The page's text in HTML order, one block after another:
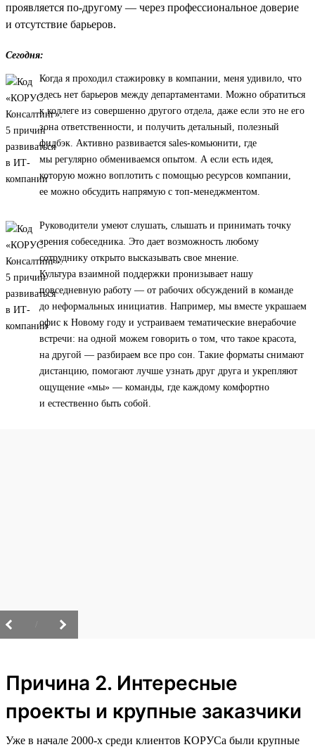
проявляется по-другому — через профессиональное доверие
и отсутствие барьеров.
Сегодня:
Когда я проходил стажировку в компании, меня удивило, что
здесь нет барьеров между департаментами. Можно обратиться
к коллеге из совершенно другого отдела, даже если это не его
зона ответственности, и получить детальный, полезный
фидбэк. Активно развивается sales-комьюнити, где
мы регулярно обмениваемся опытом. А если есть идея,
которую можно воплотить с помощью ресурсов компании,
ее можно обсудить напрямую с топ-менеджментом.
Руководители умеют слушать, слышать и принимать точку
зрения собеседника. Это дает возможность любому
сотруднику открыто высказывать свое мнение.
Культура взаимной поддержки пронизывает нашу
повседневную работу — от рабочих обсуждений в команде
до неформальных инициатив. Например, мы вместе украшаем
офис к Новому году и устраиваем тематические внерабочие
встречи: на одной можем говорить о том, что такое красота,
на другой — разбираем все про сон. Такие форматы снимают
дистанцию, помогают лучше узнать друг друга и укрепляют
ощущение «мы» — команды, где каждому комфортно
и естественно быть собой.
Причина 2. Интересные
проекты и крупные заказчики
Уже в начале 2000-х среди клиентов КОРУСа были крупные